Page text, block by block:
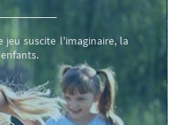
jeu suscite l'imaginaire, la